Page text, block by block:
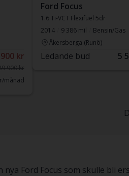
kr
900 kr
månad
Ford Focus
1.6 Ti-VCT Flexifuel 5dr
2014
9 386 mil
Bensin/Gas
Åkersberga (Runö)
Ledande bud 5
nya Ford Focus som skulle bli